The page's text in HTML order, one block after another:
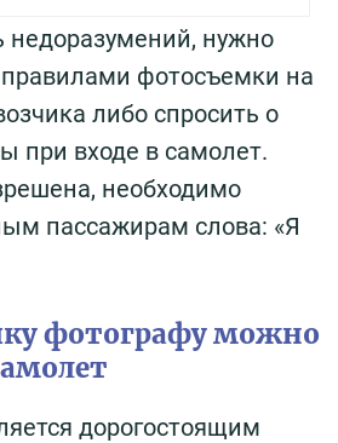
нужно
фотосъемки на
либо спросить о
при входе в самолет.
необходимо
пассажирам слова: «Я
фотографу можно
дорогостоящим